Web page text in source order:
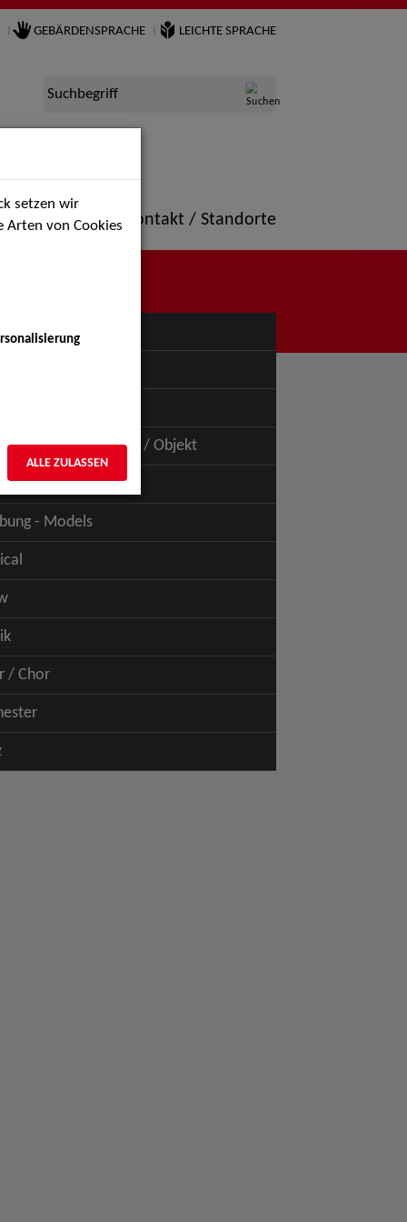
GEBÄRDENSPRACHE LEICHTE SPRACHE
Suchbegriff
Portfolio Kontakt / Standorte
- Figur / Puppe / Objekt
- Talents
- Models
/ Chor
setzen wir
Arten von Cookies
ALLE ZULASSEN